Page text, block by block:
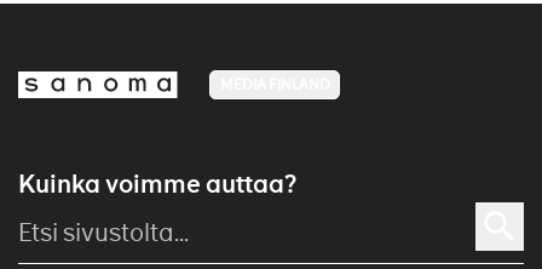
Kuinka voimme auttaa?